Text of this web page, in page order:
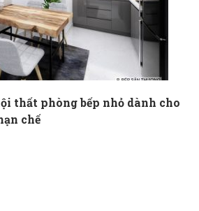
thất phòng bếp nhỏ dành cho
chế